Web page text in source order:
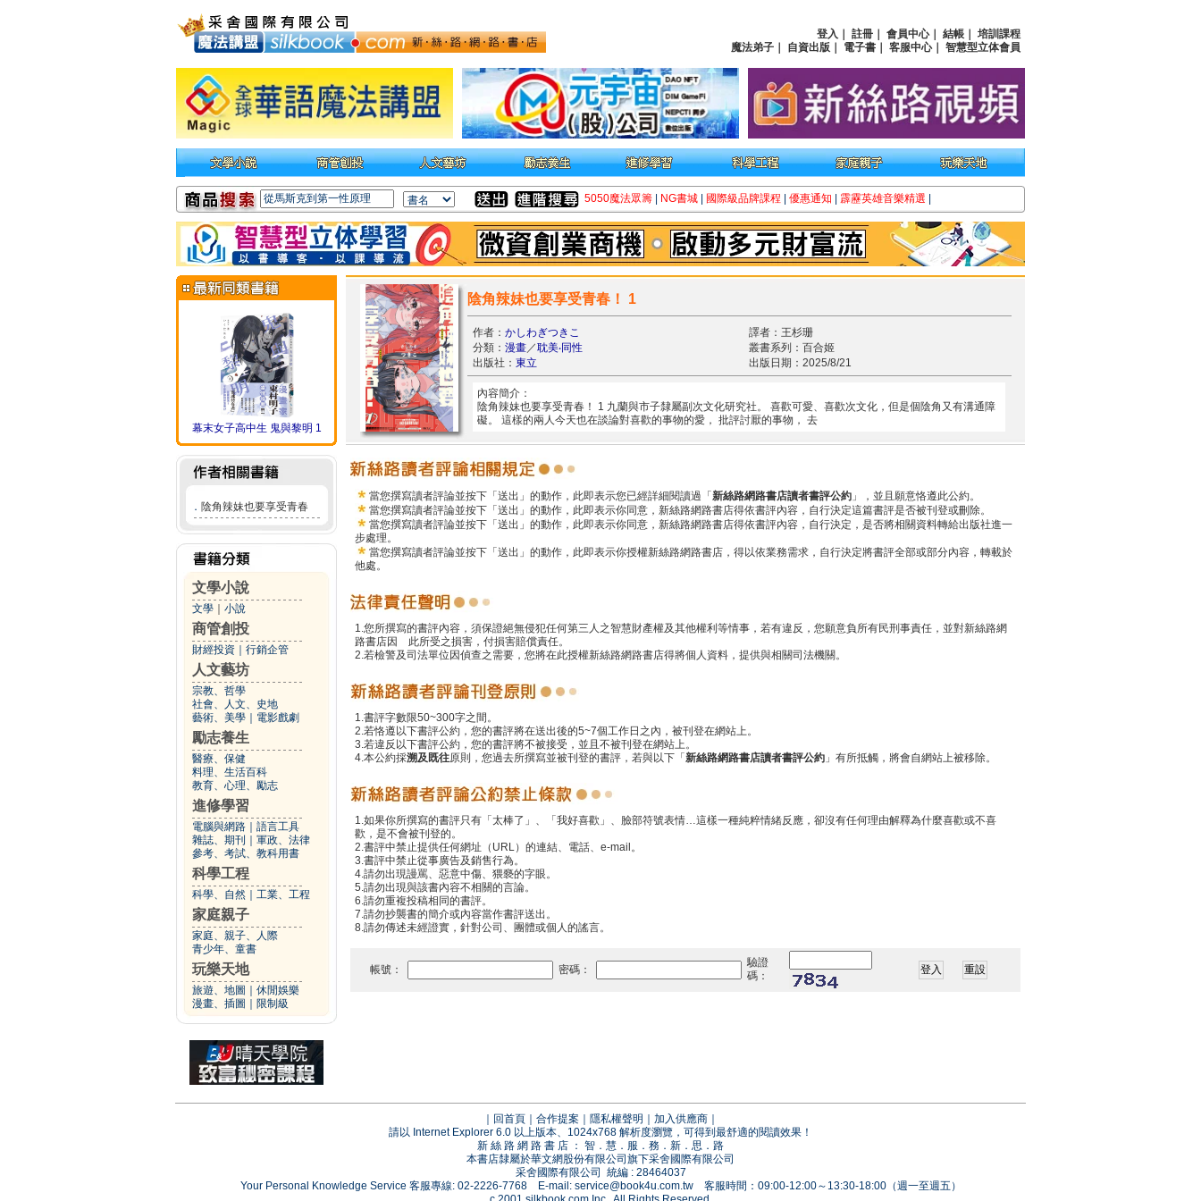
登入 註冊 會員中心｜ 結帳
培訓課程
魔法弟子
自資出版 電子書 客服中心｜ 智慧型立体會員
5050魔法眾籌 NG書城 國際級品牌課程 優惠通知 霹靂英雄音樂精選
幕末女子高中生 鬼與黎明 1
． 陰角辣妹也要享受青春
文學小說
文學 小說
商管創投
財經投資 行銷企管
人文藝坊
宗教、哲學
社會、人文、史地
藝術、美學
電影戲劇
勵志養生
醫療、保健
料理、生活百科
教育、心理、勵志
進修學習
電腦與網路
語言工具
雜誌、期刊
軍政、法律
參考、考試、教科用書
科學工程
科學、自然 工業、工程
家庭親子
家庭、親子、人際
青少年、童書
玩樂天地
旅遊、地圖
休閒娛樂
漫畫、插圖
限制級
陰角辣妹也要享受青春！ 1
作者： かしわぎつきこ
譯者：王杉珊
分類： 漫畫／耽美‧同性
叢書系列：百合姬
出版社： 東立 出版日期：2025/8/21
內容簡介：
陰角辣妹也要享受青春！ 1 九蘭與市子隸屬副次文化研究社。 喜歡可愛、喜歡次文化，但是個陰角又有溝通障
礙。 這樣的兩人今天也在談論對喜歡的事物的愛， 批評討厭的事物， 去
當您撰寫讀者評論並按下「送出」的動作，此即表示您已經詳細閱讀過「 新絲路網路書店讀者書評公約 」，並且願意恪遵此公約。
當您撰寫讀者評論並按下「送出」的動作，此即表示你同意，新絲路網路書店得依書評內容，自行決定這篇書評是否被刊登或刪除。
當您撰寫讀者評論並按下「送出」的動作，此即表示你同意，新絲路網路書店得依書評內容，自行決定，是否將相關資料轉給出版社進一
步處理。
當您撰寫讀者評論並按下「送出」的動作，此即表示你授權新絲路網路書店，得以依業務需求，自行決定將書評全部或部分內容，轉載於
他處。
1.您所撰寫的書評內容，須保證絕無侵犯任何第三人之智慧財產權及其他權利等情事，若有違反，您願意負所有民刑事責任，並對新絲路網
路書店因 此所受之損害，付損害賠償責任。
2.若檢警及司法單位因偵查之需要，您將在此授權新絲路網路書店得將個人資料，提供與相關司法機關。
1.書評字數限50~300字之間。
2.若恪遵以下書評公約，您的書評將在送出後的5~7個工作日之內，被刊登在網站上。
3.若違反以下書評公約，您的書評將不被接受，並且不被刊登在網站上。
4.本公約採溯及既往原則，您過去所撰寫並被刊登的書評，若與以下「 新絲路網路書店讀者書評公約 」有所抵觸，將會自網站上被移除。
1.如果你所撰寫的書評只有「太棒了」、「我好喜歡」、臉部符號表情…這樣一種純粹情緒反應，卻沒有任何理由解釋為什麼喜歡或不喜
歡，是不會被刊登的。
2.書評中禁止提供任何網址（URL）的連結、電話、e-mail。
3.書評中禁止從事廣告及銷售行為。
4.請勿出現謾罵、惡意中傷、猥褻的字眼。
5.請勿出現與該書內容不相關的言論。
6.請勿重複投稿相同的書評。
7.請勿抄襲書的簡介或內容當作書評送出。
8.請勿傳述未經證實，針對公司、團體或個人的謠言。
帳號： 密碼：
驗證
碼：
回首頁 合作提案 隱私權聲明 加入供應商
請以 Internet Explorer 6.0 以上版本、1024x768 解析度瀏覽，可得到最舒適的閱讀效果！
新 絲 路 網 路 書 店 ： 智．慧．服．務．新．思．路
本書店隸屬於華文網股份有限公司旗下采舍國際有限公司
采舍國際有限公司 統編 : 28464037
Your Personal Knowledge Service 客服專線: 02-2226-7768 E-mail: service@book4u.com.tw客服時間：09:00-12:00～13:30-18:00（週一至週五）